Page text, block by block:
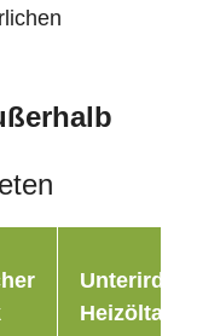
Heizöltank